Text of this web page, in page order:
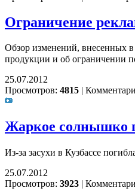
Ограничение
Обзор изменений, внесенных в
продукции и об ограничении
25.07.2012
Просмотров: 4815 |
Жаркое солнышко
Из-за засухи в Кузбассе
25.07.2012
Просмотров: 3923 |